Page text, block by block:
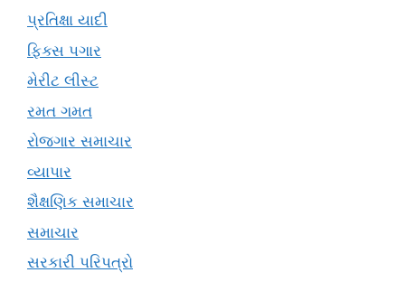
પ્રતિક્ષા યાદી
ફિક્સ પગાર
મેરીટ લીસ્ટ
રમત ગમત
રોજગાર સમાચાર
વ્યાપાર
શૈક્ષણિક સમાચાર
સમાચાર
સરકારી પરિપત્રો